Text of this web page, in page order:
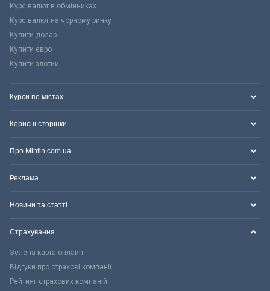
Курс валют в обмінниках
Курс валют на чорному ринку
Купити долар
Купити євро
Купити злотий
Курси по містах
Корисні сторінки
Про Minfin.com.ua
Реклама
Новини та статті
Страхування
Зелена карта онлайн
Відгуки про страхові компанії
Рейтинг страхових компаній